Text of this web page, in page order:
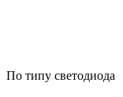
По типу светодиода